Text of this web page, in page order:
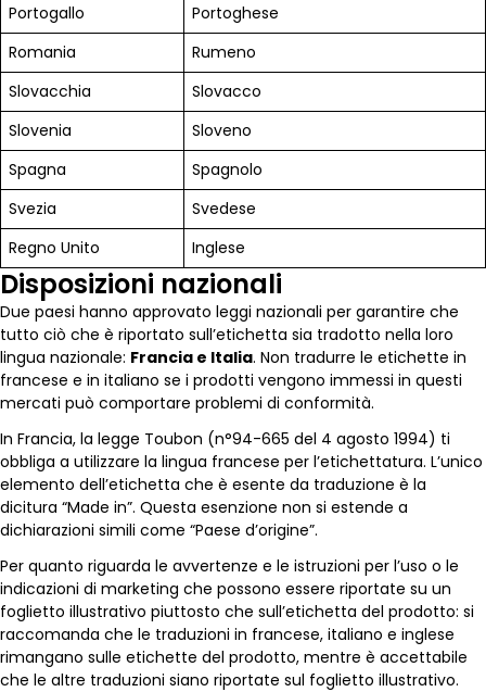
Portogallo
Portoghese
Romania
Rumeno
Slovacchia
Slovacco
Slovenia
Sloveno
Spagna
Spagnolo
Svezia
Svedese
Regno Unito
Inglese
Disposizioni nazionali
Due paesi hanno approvato leggi nazionali per garantire che
tutto ciò che è riportato sull’etichetta sia tradotto nella loro
lingua nazionale: Francia e Italia. Non tradurre le etichette in
francese e in italiano se i prodotti vengono immessi in questi
mercati può comportare problemi di conformità.
In Francia, la legge Toubon (n°94-665 del 4 agosto 1994) ti
obbliga a utilizzare la lingua francese per l’etichettatura. L’unico
elemento dell’etichetta che è esente da traduzione è la
dicitura “Made in”. Questa esenzione non si estende a
dichiarazioni simili come “Paese d’origine”.
Per quanto riguarda le avvertenze e le istruzioni per l’uso o le
indicazioni di marketing che possono essere riportate su un
foglietto illustrativo piuttosto che sull’etichetta del prodotto: si
raccomanda che le traduzioni in francese, italiano e inglese
rimangano sulle etichette del prodotto, mentre è accettabile
che le altre traduzioni siano riportate sul foglietto illustrativo.